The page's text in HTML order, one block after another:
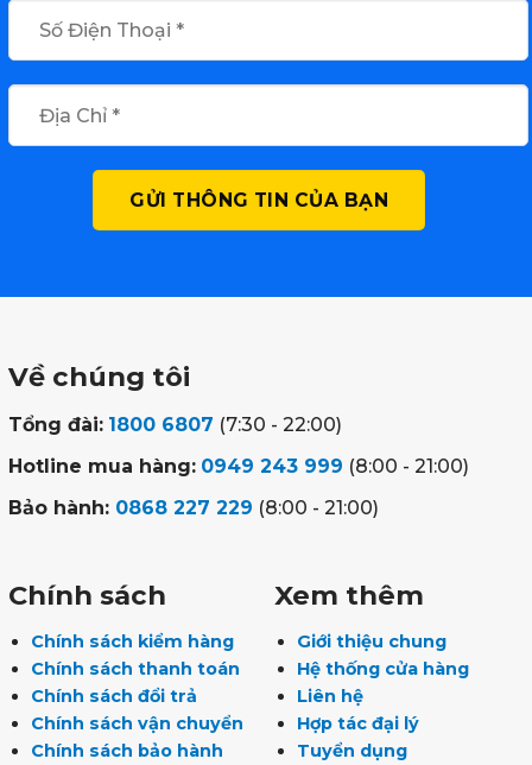
Về chúng tôi
Tổng đài: 1800 6807 (7:30 - 22:00)
Hotline mua hàng: 0949 243 999 (8:00 - 21:00)
Bảo hành: 0868 227 229 (8:00 - 21:00)
Chính sách
Chính sách kiểm hàng
Chính sách thanh toán
Chính sách đổi trả
Chính sách vận chuyển
Chính sách bảo hành
Xem thêm
Giới thiệu chung
Hệ thống cửa hàng
Liên hệ
Hợp tác đại lý
Tuyển dụng